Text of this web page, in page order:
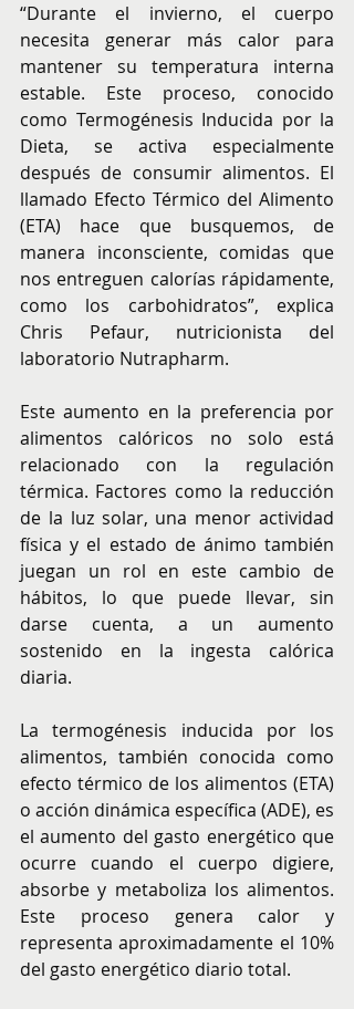
“Durante el invierno, el cuerpo
necesita generar más calor para
mantener su temperatura interna
estable. Este proceso, conocido
como Termogénesis Inducida por la
Dieta, se activa especialmente
después de consumir alimentos. El
llamado Efecto Térmico del Alimento
(ETA) hace que busquemos, de
manera inconsciente, comidas que
nos entreguen calorías rápidamente,
como los carbohidratos”, explica
Chris Pefaur, nutricionista del
laboratorio Nutrapharm.
Este aumento en la preferencia por
alimentos calóricos no solo está
relacionado con la regulación
térmica. Factores como la reducción
de la luz solar, una menor actividad
física y el estado de ánimo también
juegan un rol en este cambio de
hábitos, lo que puede llevar, sin
darse cuenta, a un aumento
sostenido en la ingesta calórica
diaria.
La termogénesis inducida por los
alimentos, también conocida como
efecto térmico de los alimentos (ETA)
o acción dinámica específica (ADE), es
el aumento del gasto energético que
ocurre cuando el cuerpo digiere,
absorbe y metaboliza los alimentos.
Este proceso genera calor y
representa aproximadamente el 10%
del gasto energético diario total.